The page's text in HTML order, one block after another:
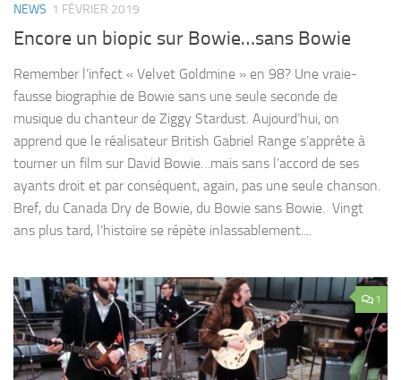
NEWS 1 FÉVRIER 2019
Encore un biopic sur Bowie…sans Bowie
Remember l’infect « Velvet Goldmine » en 98? Une vraie-
fausse biographie de Bowie sans une seule seconde de
musique du chanteur de Ziggy Stardust. Aujourd’hui, on
apprend que le réalisateur British Gabriel Range s’apprête à
tourner un film sur David Bowie…mais sans l’accord de ses
ayants droit et par conséquent, again, pas une seule chanson.
Bref, du Canada Dry de Bowie, du Bowie sans Bowie. Vingt
ans plus tard, l’histoire se répète inlassablement....
1